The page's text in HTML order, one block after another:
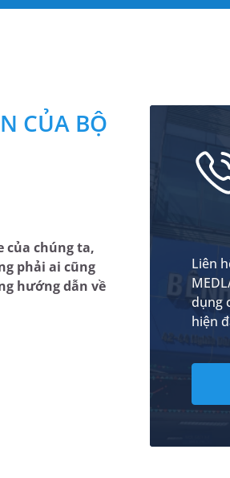
CỦA BỘ
của chúng ta,
phải ai cũng
hướng dẫn về
Liên
dụng
hiện